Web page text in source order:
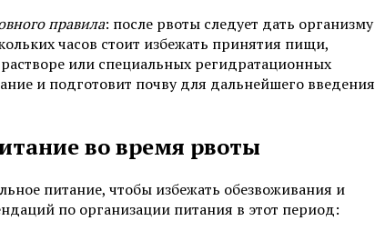
правила: после рвоты следует дать организму
часов стоит избежать принятия пищи,
или специальных регидратационных
и подготовит почву для дальнейшего введения
во время рвоты
питание, чтобы избежать обезвоживания и
по организации питания в этот период: